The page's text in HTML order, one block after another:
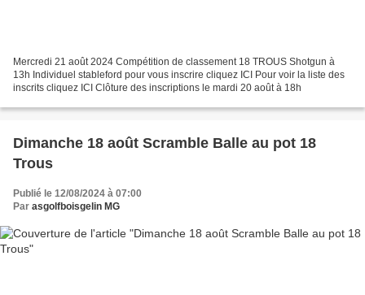
Mercredi 21 août 2024 Compétition de classement 18 TROUS Shotgun à
13h Individuel stableford pour vous inscrire cliquez ICI Pour voir la liste des
inscrits cliquez ICI Clôture des inscriptions le mardi 20 août à 18h
Dimanche 18 août Scramble Balle au pot 18
Trous
Publié le 12/08/2024 à 07:00
Par asgolfboisgelin MG